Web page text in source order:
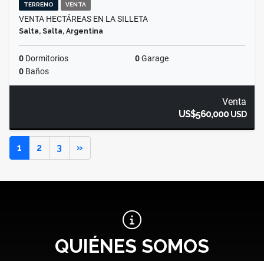
TERRENO VENTA
VENTA HECTÁREAS EN LA SILLETA
Salta, Salta, Argentina
0 Dormitorios 0Garage
0 Baños
Venta
US$560,000USD
1 2 3 »
QUIÉNES SOMOS